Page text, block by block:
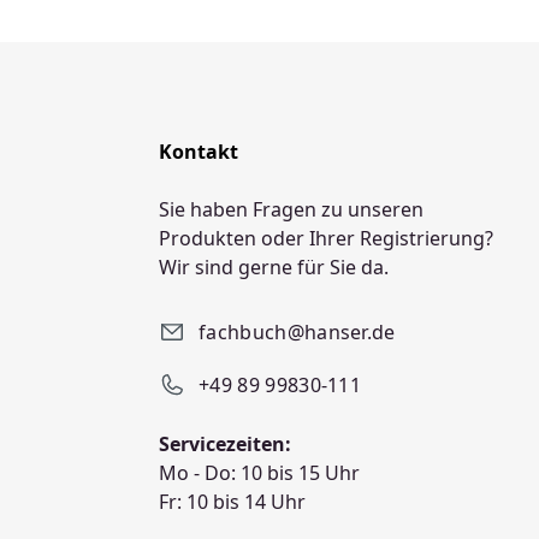
Kontakt
Sie haben Fragen zu unseren
Produkten oder Ihrer Registrierung?
Wir sind gerne für Sie da.
fachbuch@hanser.de
+49 89 99830-111
Servicezeiten:
Mo - Do: 10 bis 15 Uhr
Fr: 10 bis 14 Uhr